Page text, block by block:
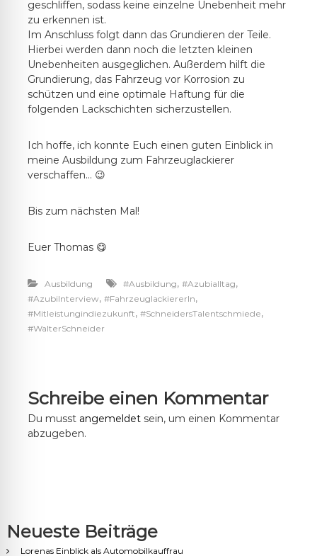
geschliffen, sodass keine einzelne Unebenheit mehr
zu erkennen ist.
Im Anschluss folgt dann das Grundieren der Teile.
Hierbei werden dann noch die letzten kleinen
Unebenheiten ausgeglichen. Außerdem hilft die
Grundierung, das Fahrzeug vor Korrosion zu
schützen und eine optimale Haftung für die
folgenden Lackschichten sicherzustellen.
Ich hoffe, ich konnte Euch einen guten Einblick in
meine Ausbildung zum Fahrzeuglackierer
verschaffen… 😉
Bis zum nächsten Mal!
Euer Thomas 😋
Ausbildung #Ausbildung, #Azubialltag,
#AzubiInterview, #FahrzeuglackiererIn,
#Mitleistungindiezukunft, #SchneidersTalentschmiede,
#WalterSchneider
Schreibe einen Kommentar
Du musst angemeldetsein, um einen Kommentar
abzugeben.
Neueste Beiträge
Lorenas Einblick als Automobilkauffrau